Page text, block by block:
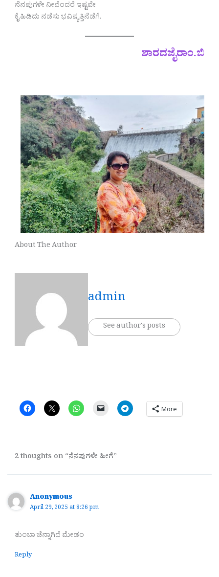
ನೆನಪುಗಳೇ ನೀವೆಂದರೆ ಇಷ್ಟವೇ
ಕೈ ಹಿಡಿದು ನಡೆಸು ಭವಿಷ್ಯತ್ತಿನೆಡೆಗೆ.
ಶಾರದಜೈರಾಂ.ಬಿ
About The Author
admin
See author's posts
More
2 thoughts on “ನೆನಪುಗಳೇ ಹೀಗೆ”
Anonymous
April 29, 2025 at 8:26 pm
ತುಂಬಾ ಚೆನ್ನಾಗಿದೆ ಮೇಡಂ
Reply